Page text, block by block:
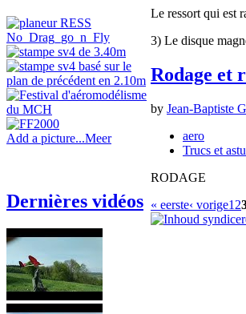
Add a picture...Meer
Dernières vidéos
Le ressort qui est
3) Le disque
Rodage et
by Jean-Baptiste
aero
Trucs et
RODAGE
« eerste‹ vorige1 2